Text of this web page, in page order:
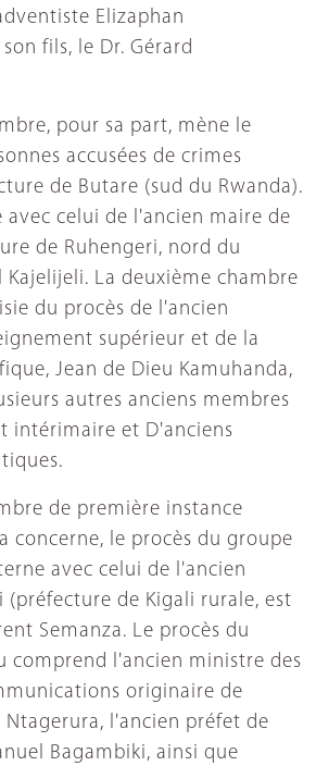
Elizaphan
fils, le Dr. Gérard
pour sa part, mène le
accusées de crimes
de Butare (sud du Rwanda).
avec celui de l'ancien maire de
de Ruhengeri, nord du
Kajelijeli. La deuxième chambre
du procès de l'ancien
supérieur et de la
Jean de Dieu Kamuhanda,
autres anciens membres
intérimaire et D'anciens
de première instance
concerne, le procès du groupe
avec celui de l'ancien
(préfecture de Kigali rurale, est
Semanza. Le procès du
comprend l'ancien ministre des
originaire de
Ntagerura, l'ancien préfet de
Bagambiki, ainsi que